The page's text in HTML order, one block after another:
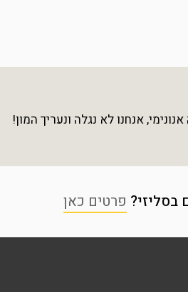
אנחנו לא נגלה ונעריך המון!
בסליזי? פרטים כאן